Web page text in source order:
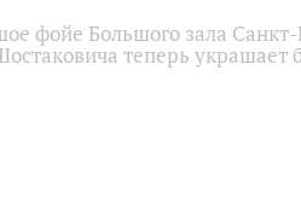
фойе Большого зала
теперь украшает